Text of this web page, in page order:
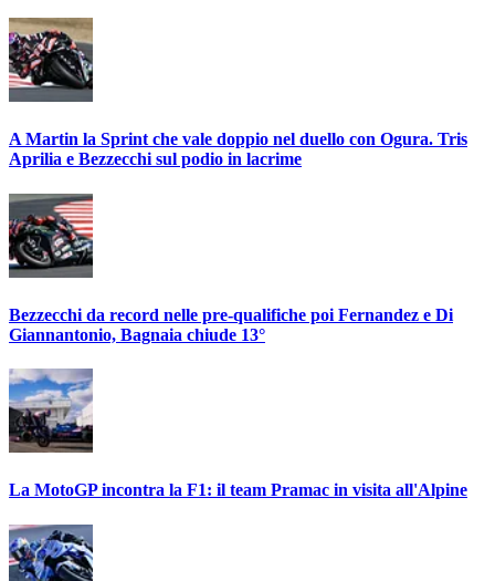
A Martin la Sprint che vale doppio nel duello con Ogura. Tris
Aprilia e Bezzecchi sul podio in lacrime
Bezzecchi da record nelle pre-qualifiche poi Fernandez e Di
Giannantonio, Bagnaia chiude 13°
La MotoGP incontra la F1: il team Pramac in visita all'Alpine